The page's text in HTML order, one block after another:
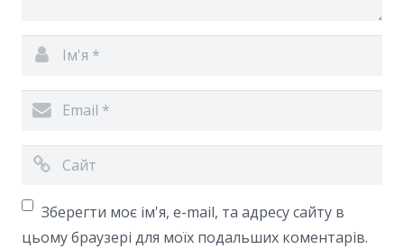
Зберегти моє ім'я, e-mail, та адресу сайту в
цьому браузері для моїх подальших коментарів.